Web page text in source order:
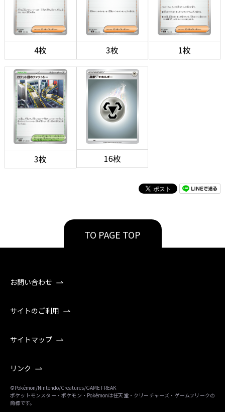
4枚 3枚 1枚
3枚 16枚
TO PAGE TOP
お問い合わせ
サイトのご利用
サイトマップ
リンク
©Pokémon/Nintendo/Creatures/GAME FREAK
ポケットモンスター・ポケモン・Pokémonは任天堂・クリーチャーズ・ゲームフリークの
商標です。